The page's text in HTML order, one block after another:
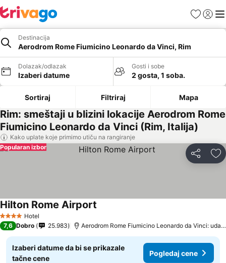
FavoritiPrijavi
Destinacija
Aerodrom Rome Fiumicino Leonardo da Vinci, Rim
Dolazak/odlazak
Izaberi datume
Gosti i sobe
2 gosta, 1 soba.
Sortiraj Filtriraj Mapa
Rim: smeštaji u blizini lokacije Aerodrom Rome
Fiumicino Leonardo da Vinci (Rim, Italija)
Kako uplate koje primimo utiču na rangiranje
Deli
Popularan izbor
4 ZvezdiceHotel
Hilton Rome Airport
7,6 Dobro 25.983 Aerodrom Rome Fiumicino Leonardo da Vinci: udaljenost 2.2 km
Izaberi datume da bi se prikazale
tačne cene
Pogledaj cene